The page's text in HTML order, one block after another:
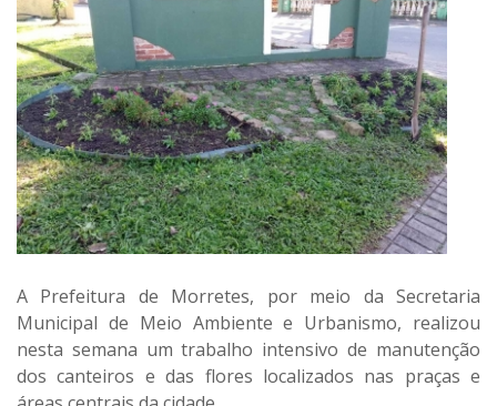
A Prefeitura de Morretes, por meio da Secretaria
Municipal de Meio Ambiente e Urbanismo, realizou
nesta semana um trabalho intensivo de manutenção
dos canteiros e das flores localizados nas praças e